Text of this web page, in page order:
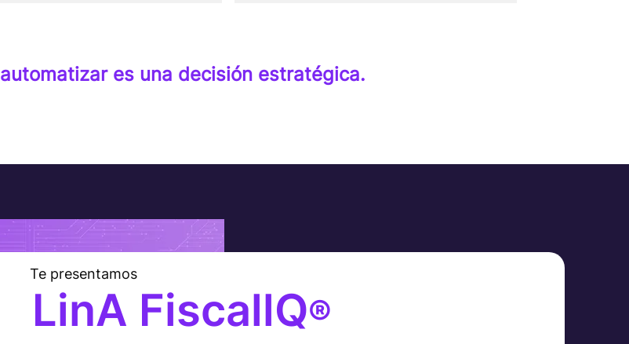
automatizar es una decisión estratégica.
Te presentamos
LinA FiscallQ®